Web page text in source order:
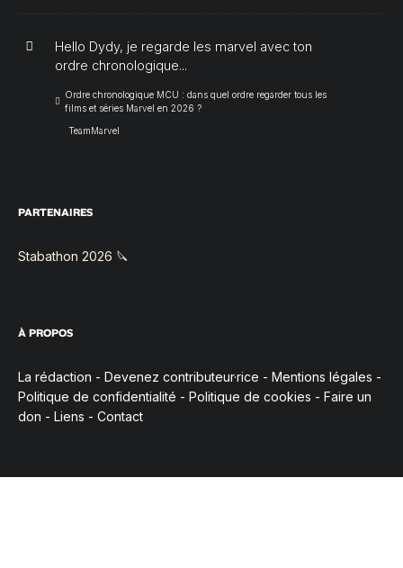
Hello Dydy, je regarde les marvel avec ton
ordre chronologique...
Ordre chronologique MCU : dans quel ordre regarder tous les
films et séries Marvel en 2026 ?
TeamMarvel
PARTENAIRES
Stabathon 2026 🔪
À PROPOS
La rédaction - Devenez contributeur·rice - Mentions légales -
Politique de confidentialité - Politique de cookies - Faire un
don - Liens - Contact